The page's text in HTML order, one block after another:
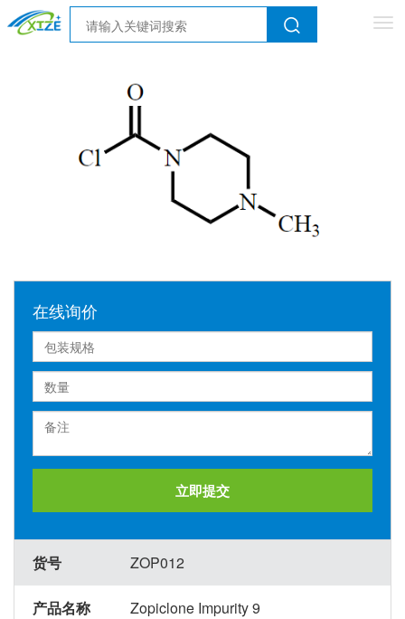
在线询价
立即提交
货号 ZOP012
产品名称 Zopiclone Impurity 9